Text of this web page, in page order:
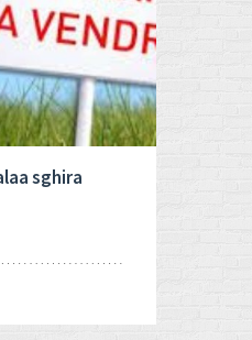
Surface totale:
735 M2
sghira